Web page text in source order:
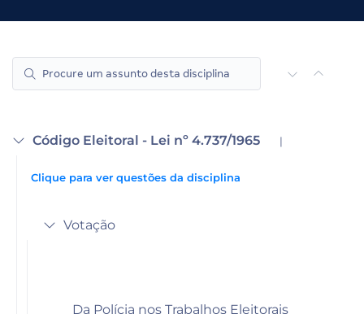
Código Eleitoral - Lei nº 4.737/1965 |
Clique para ver questões da disciplina
Votação
Da Polícia nos Trabalhos Eleitorais